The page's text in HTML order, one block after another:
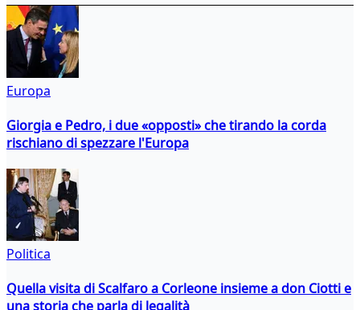
Europa
Giorgia e Pedro, i due «opposti» che tirando la corda
rischiano di spezzare l'Europa
Politica
Quella visita di Scalfaro a Corleone insieme a don Ciotti e
una storia che parla di legalità